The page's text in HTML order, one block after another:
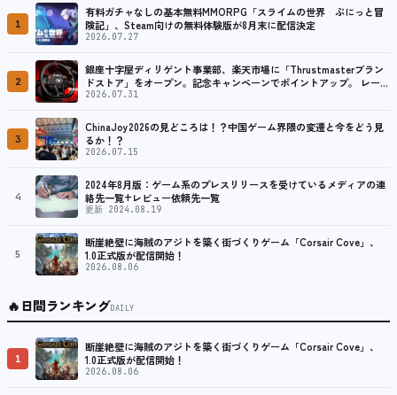
1
有料ガチャなしの基本無料MMORPG「スライムの世界 ぷにっと冒
険記」、Steam向けの無料体験版が8月末に配信決定
2026.07.27
2
銀座十字屋ディリゲント事業部、楽天市場に「Thrustmasterブラン
ドストア」をオープン。記念キャンペーンでポイントアップ。 レーシ
ング／フライトシム向けコントローラーを中心に、幅広くラインナッ
2026.07.31
3
ChinaJoy2026の見どころは！？中国ゲーム界隈の変遷と今をどう見
るか！？
2026.07.15
4
2024年8月版：ゲーム系のプレスリリースを受けているメディアの連
絡先一覧+レビュー依頼先一覧
更新 2024.08.19
5
断崖絶壁に海賊のアジトを築く街づくりゲーム「Corsair Cove」、
1.0正式版が配信開始！
2026.08.06
🔥日間ランキングDAILY
1
断崖絶壁に海賊のアジトを築く街づくりゲーム「Corsair Cove」、
1.0正式版が配信開始！
2026.08.06